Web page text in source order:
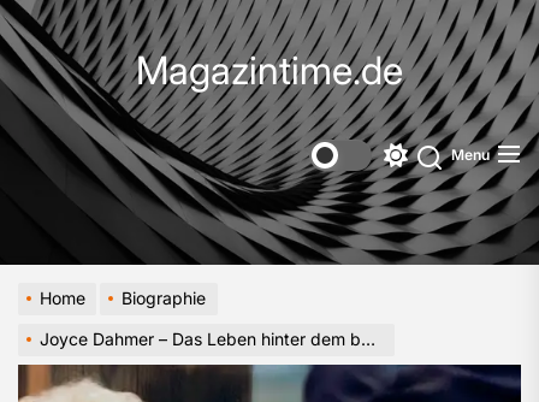
Skip
to
the
content
Magazintime.de
Switch
color
mode
Menu
Home
Biographie
Joyce Dahmer – Das Leben hinter dem bekannten Namen